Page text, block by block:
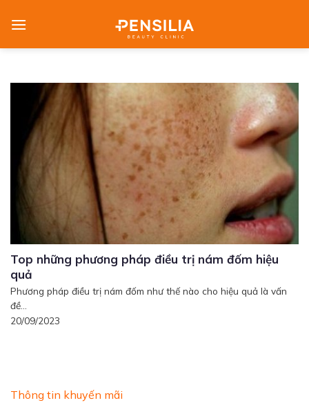
Thông tin khuyến mãi
Top những phương pháp điều trị nám đốm hiệu
quả
Phương pháp điều trị nám đốm như thế nào cho hiệu quả là vấn
đề...
20/09/2023